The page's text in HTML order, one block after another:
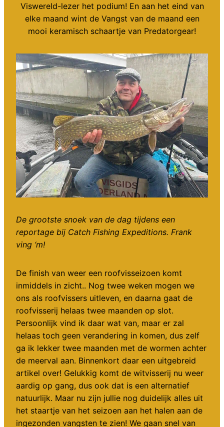
Viswereld-lezer het podium! En aan het eind van
elke maand wint de Vangst van de maand een
mooi keramisch schaartje van Predatorgear!
De grootste snoek van de dag tijdens een
reportage bij Catch Fishing Expeditions. Frank
ving ‘m!
De finish van weer een roofvisseizoen komt
inmiddels in zicht.. Nog twee weken mogen we
ons als roofvissers uitleven, en daarna gaat de
roofvisserij helaas twee maanden op slot.
Persoonlijk vind ik daar wat van, maar er zal
helaas toch geen verandering in komen, dus zelf
ga ik lekker twee maanden met de wormen achter
de meerval aan. Binnenkort daar een uitgebreid
artikel over! Gelukkig komt de witvisserij nu weer
aardig op gang, dus ook dat is een alternatief
natuurlijk. Maar nu zijn jullie nog duidelijk alles uit
het staartje van het seizoen aan het halen aan de
ingezonden vangsten te zien! We gaan snel van